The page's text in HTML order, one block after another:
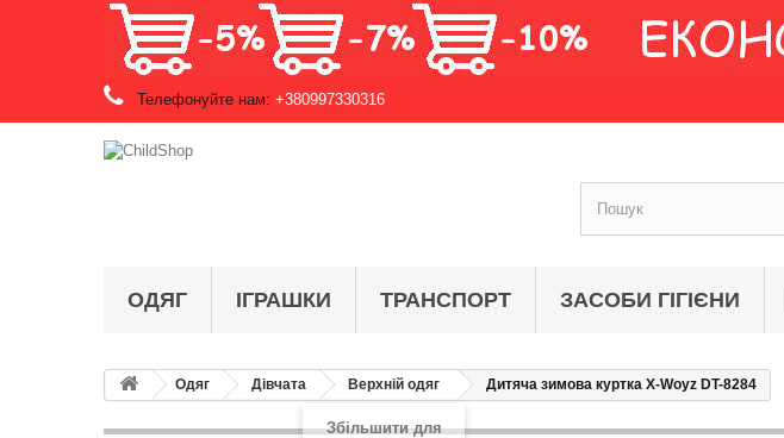
Телефонуйте нам: +380997330316
ОДЯГ ІГРАШКИ ТРАНСПОРТ ЗАСОБИ ГІГІЄНИ
Одяг Дівчата Верхній одяг Дитяча зимова куртка X-Woyz DT-8284
Збільшити для